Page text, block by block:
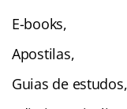
E-books,
Apostilas,
Guias de estudos,